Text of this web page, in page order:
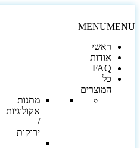
MENU
ראשי
אודות
FAQ
כל
המוצרים
מתנות
אקולוגיות
ירוקות